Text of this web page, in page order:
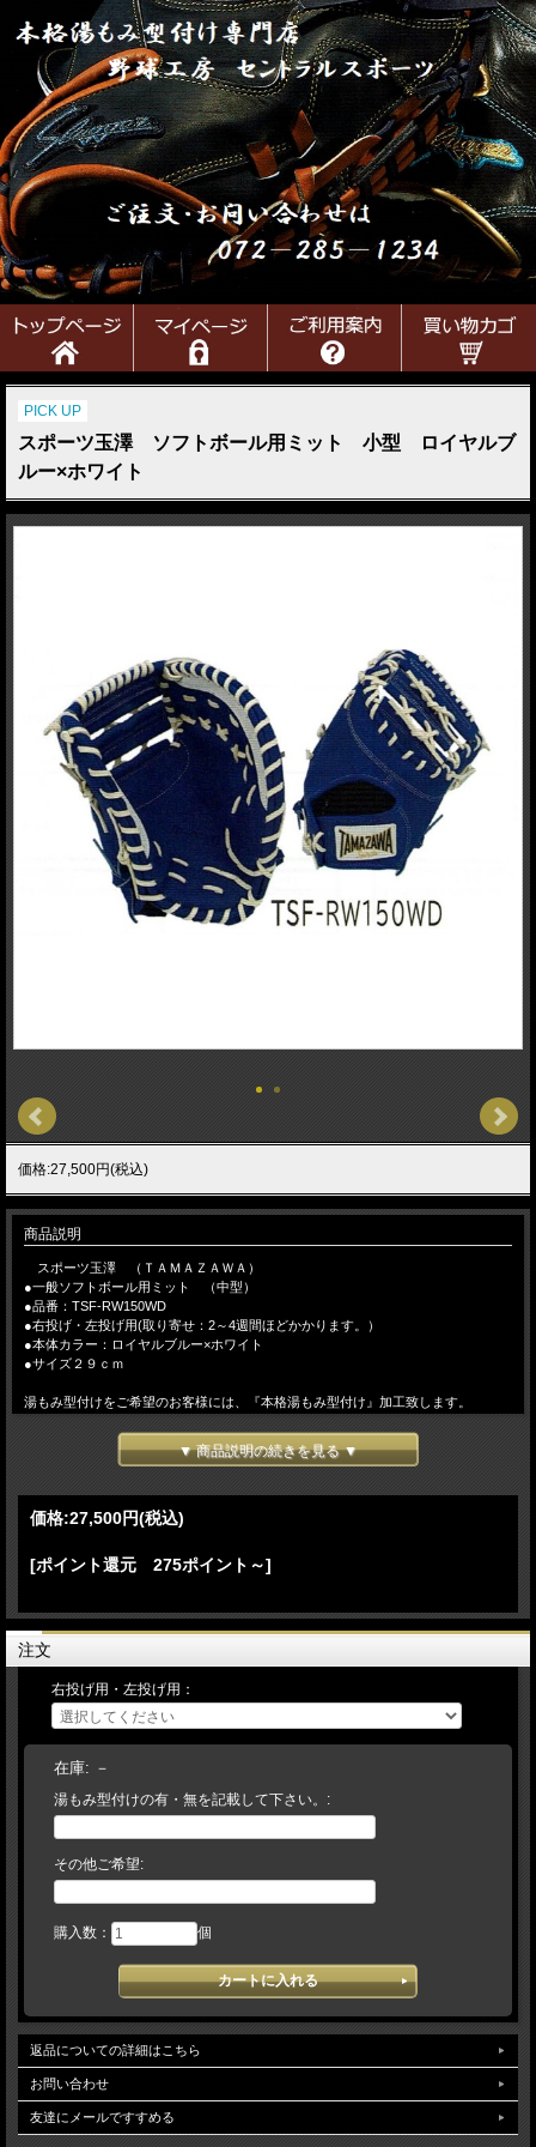
PICK UP
スポーツ玉澤 ソフトボール用ミット 小型 ロイヤルブ
ルー×ホワイト
価格:27,500円(税込)
商品説明
スポーツ玉澤 （ＴＡＭＡＺＡＷＡ）
●一般ソフトボール用ミット （中型）
●品番：TSF-RW150WD
●右投げ・左投げ用(取り寄せ：2～4週間ほどかかります。）
●本体カラー：ロイヤルブルー×ホワイト
●サイズ２９ｃｍ
湯もみ型付けをご希望のお客様には、『本格湯もみ型付け』加工致します。
【 湯もみ型づけ ご依頼のお客様へ 】---注文の流れ---
【お客様/ 『湯もみ型づけ有 と記載して』 商品をカートに入れてご注文】
連絡致します。ご不明な場合は電話・メール等でお問い 合わせ下さい】→【お客
様/ご希望事項を記載の上、仕様書を返信】→【当店/確認後、加工を致します】
【こちらの商品は、実店舗在庫とお取り寄せ(メーカーに在庫がある場合３～５日
メーカー在庫切れの場合は入荷をお待ちいただくか、キャンセルにて取り扱わせて
頂きます。】
予告なく仕様（カラー・刻印・ラベル等）変更になる場合がございます。ご了承下
さい。
▼ 商品説明の続きを見る ▼
価格:27,500円(税込)
[ポイント還元 275ポイント～]
注文
右投げ用・左投げ用：
在庫: －
湯もみ型付けの有・無を記載して下さい。:
その他ご希望:
購入数： 個
返品についての詳細はこちら
お問い合わせ
友達にメールですすめる